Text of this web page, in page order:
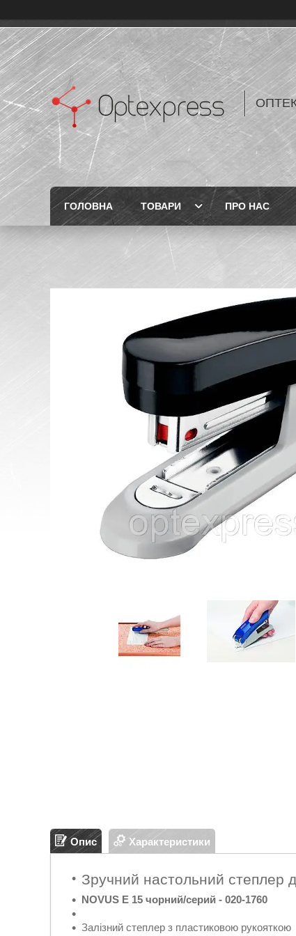
ГОЛОВНА ТОВАРИ ПРО НАС
Опис Характеристики
Зручний настольний степлер
NOVUS E 15 чорний/серий - 020-1760
Залізний степлер з пластиковою рукояткою